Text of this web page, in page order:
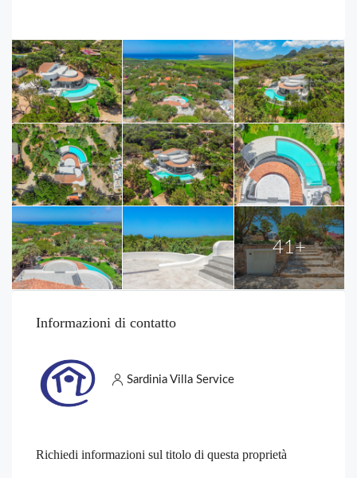
41+
Informazioni di contatto
Sardinia Villa Service
Richiedi informazioni sul titolo di questa proprietà